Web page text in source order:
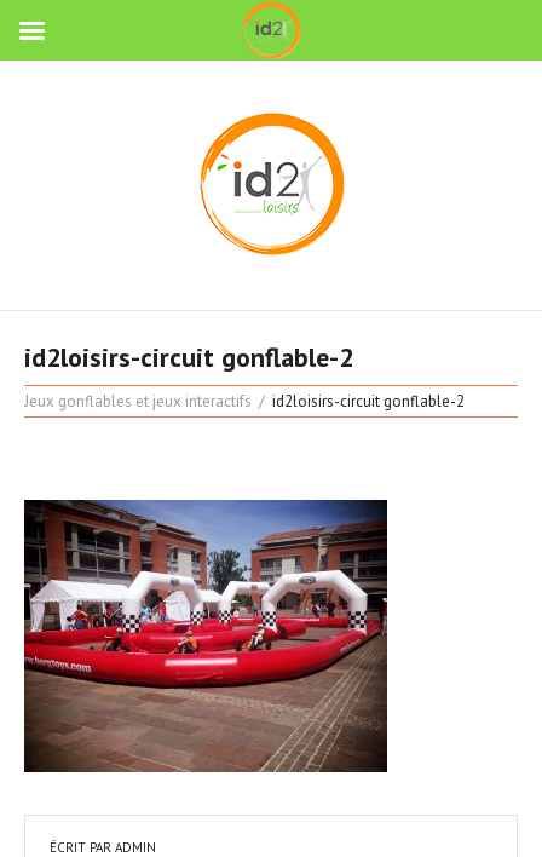
id2loisirs-circuit gonflable-2
Jeux gonflables et jeux interactifs id2loisirs-circuit gonflable-2
ÉCRIT PAR ADMIN